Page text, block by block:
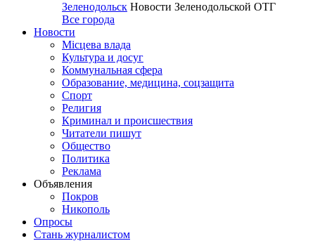
Зеленодольск Новости Зеленодольской ОТГ
Все города
Новости
Місцева влада
Культура и досуг
Коммунальная сфера
Образование, медицина, соцзащита
Спорт
Религия
Криминал и происшествия
Читатели пишут
Общество
Политика
Реклама
Объявления
Покров
Никополь
Опросы
Стань журналистом